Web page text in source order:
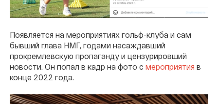
Появляется на мероприятиях гольф-клуба и сам
бывший глава НМГ, годами насаждавший
прокремлевскую пропаганду и цензурировший
новости. Он попал в кадр на фото с мероприятия в
конце 2022 года.